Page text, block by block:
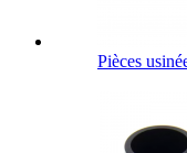
Pièces